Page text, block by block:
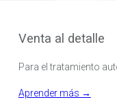
Venta al detalle
Para el tratamiento
Aprender más →